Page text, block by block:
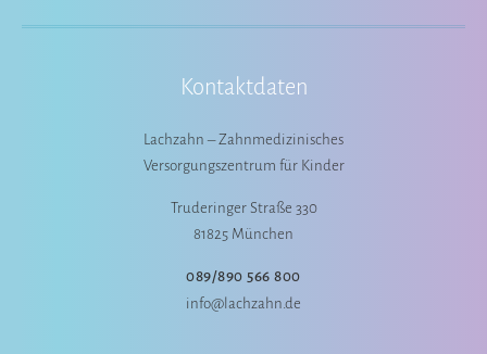
Kontaktdaten
Lachzahn – Zahnmedizinisches
Versorgungszentrum für Kinder
Truderinger Straße 330
81825 München
089/890 566 800
info@lachzahn.de